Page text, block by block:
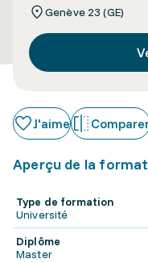
Genève 23 (GE)
J'aime
Aperçu de la
Type de formation
Université
Diplôme
Master